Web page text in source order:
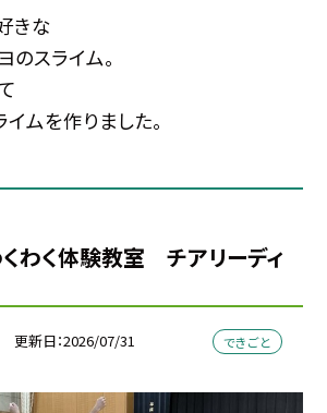
きな
スライム。
ムを作りました。
く体験教室 チアリーディ
更新日 2026/07/31 できごと